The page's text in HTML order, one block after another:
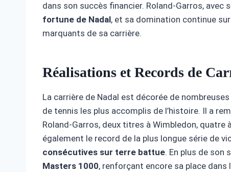
dans son succès financier. Roland-Garros,
fortune de Nadal, et sa domination continue
marquants de sa carrière.
Réalisations et Records de
La carrière de Nadal est décorée de
de tennis les plus accomplis de l’histoire. Il a
Roland-Garros, deux titres à Wimbledon, quatre
également le record de la plus longue série de
consécutives sur terre battue. En plus de son
Masters 1000, renforçant encore sa place dans